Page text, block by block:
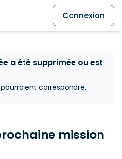
Connexion
a été supprimée ou est
correspondre.
mission